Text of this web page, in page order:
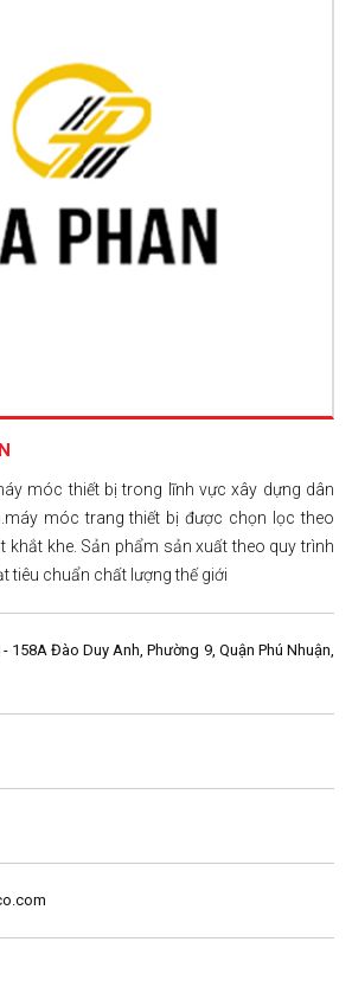
móc thiết bị trong lĩnh vực xây dựng dân
móc trang thiết bị được chọn lọc theo
khắt khe. Sản phẩm sản xuất theo quy trình
tiêu chuẩn chất lượng thế giới
158A Đào Duy Anh, Phường 9, Quận Phú Nhuận,